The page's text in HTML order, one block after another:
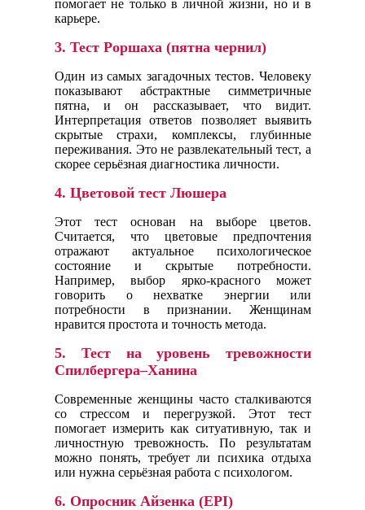
помогает не только в личной жизни, но и в
карьере.
3. Тест Роршаха (пятна чернил)
Один из самых загадочных тестов. Человеку
показывают абстрактные симметричные
пятна, и он рассказывает, что видит.
Интерпретация ответов позволяет выявить
скрытые страхи, комплексы, глубинные
переживания. Это не развлекательный тест, а
скорее серьёзная диагностика личности.
4. Цветовой тест Люшера
Этот тест основан на выборе цветов.
Считается, что цветовые предпочтения
отражают актуальное психологическое
состояние и скрытые потребности.
Например, выбор ярко-красного может
говорить о нехватке энергии или
потребности в признании. Женщинам
нравится простота и точность метода.
5. Тест на уровень тревожности
Спилбергера–Ханина
Современные женщины часто сталкиваются
со стрессом и перегрузкой. Этот тест
помогает измерить как ситуативную, так и
личностную тревожность. По результатам
можно понять, требует ли психика отдыха
или нужна серьёзная работа с психологом.
6. Опросник Айзенка (EPI)